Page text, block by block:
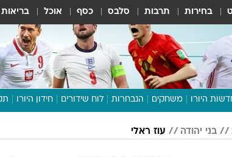
בחירות תרבות סלבס כסף אוכל בריאות
היורו משחקים הנבחרות לוח שידורים חידון היורו
בני יהודה עוז ראלי